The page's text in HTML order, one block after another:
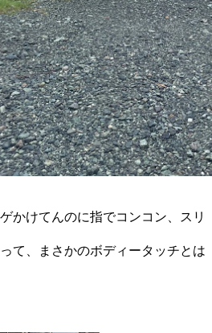
かけてんのに指でコンコン、スリ
て、まさかのボディータッチとは